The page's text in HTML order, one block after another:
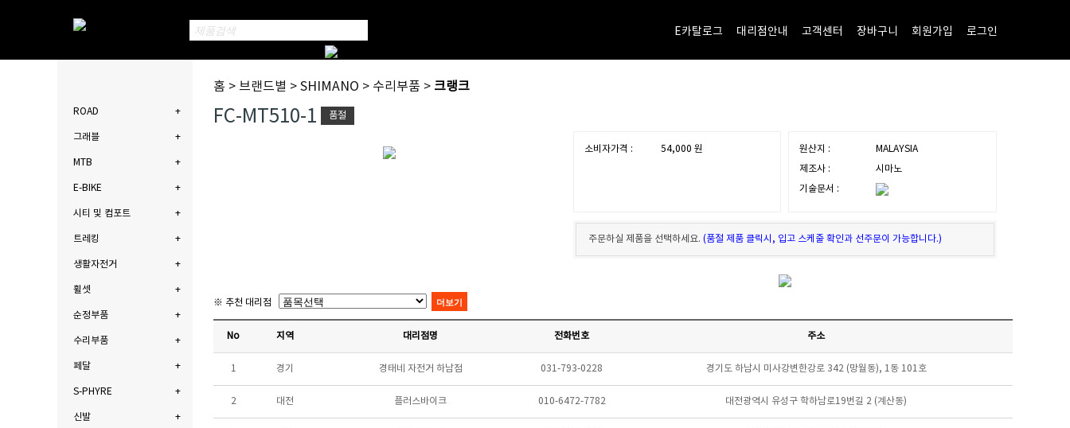
E카탈로그 대리점안내 고객센터 장바구니 회원가입 로그인
ROAD
그래블
MTB
E-BIKE
시티 및 컴포트
트레킹
생활자전거
휠셋
순정부품
수리부품
페달
S-PHYRE
신발
홈 > 브랜드별 > SHIMANO > 수리부품 > 크랭크
FC-MT510-1 품절
소비자가격 : 54,000 원 원산지 :
MALAYSIA
제조사 :
시마노
기술문서 :
주문하실 제품을 선택하세요. (품절 제품 클릭시, 입고 스케줄 확인과 선주문이 가능합니다.)
※ 추천 대리점
No 지역 대리점명 전화번호 주소
1 경기 경태네 자전거 하남점 031-793-0228 경기도 하남시 미사강변한강로 342 (망월동), 1동 101호
2 대전 플러스바이크 010-6472-7782 대전광역시 유성구 학하남로19번길 2 (계산동)